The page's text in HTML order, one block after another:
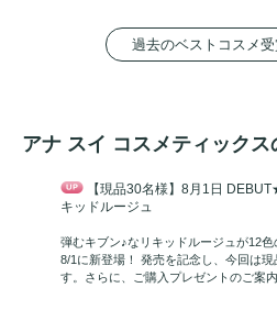
過去のベストコスメ
アナ スイ コスメティックス
【現品30名様】8月1日
キッドルージュ
弾むキブン♪なリキッドルージュが12
8/1に新登場！ 発売を記念し、今回は
す。さらに、ご購入プレゼントのご案